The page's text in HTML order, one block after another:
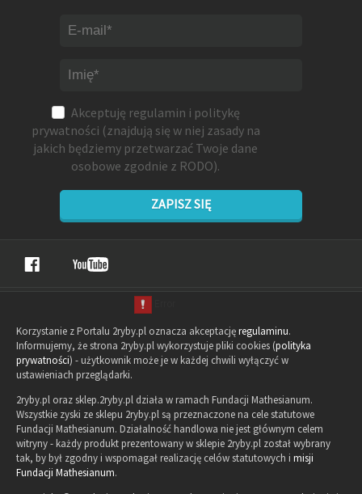
Akceptuję regulamin i politykę
prywatności (znajdują się w niej zasady na
jakich będziemy przetwarzać Twoje dane
osobowe zgodnie z RODO).
ZAPISZ SIĘ
Korzystanie z Portalu 2ryby.pl oznacza akceptacjęregulaminu.
Informujemy, że strona 2ryby.pl wykorzystuje pliki cookies (polityka
prywatności) - użytkownik może je w każdej chwili wyłączyć w
ustawieniach przeglądarki.
2ryby.pl oraz sklep.2ryby.pl działa w ramach Fundacji Mathesianum.
Wszystkie zyski ze sklepu 2ryby.pl są przeznaczone na cele statutowe
Fundacji Mathesianum. Działalność handlowa nie jest głównym celem
witryny - każdy produkt prezentowany w sklepie 2ryby.pl został wybrany
tak, by był zgodny i wspomagał realizację celów statutowych i misji
Fundacji Mathesianum.